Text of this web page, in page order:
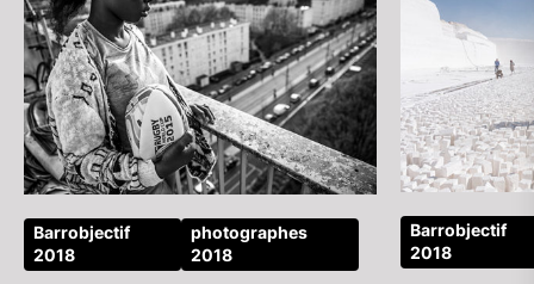
Barrobjectif
2018
photographes
2018
Barrobjectif
2018